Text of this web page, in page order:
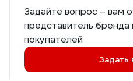
Задайте вопрос – вам
представитель бренда
покупателей
Задать